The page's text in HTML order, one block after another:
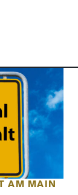
AM MAIN